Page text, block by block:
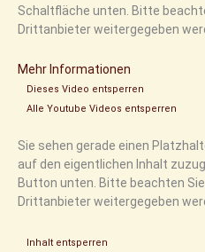
Schaltfläche unten. Bitte
Drittanbieter weitergegeben
Mehr Informationen
Dieses Video entsperren
Alle Youtube Videos entsperren
Sie sehen gerade einen
auf den eigentlichen Inhalt
Button unten. Bitte beachten
Drittanbieter weitergegeben
Inhalt entsperren